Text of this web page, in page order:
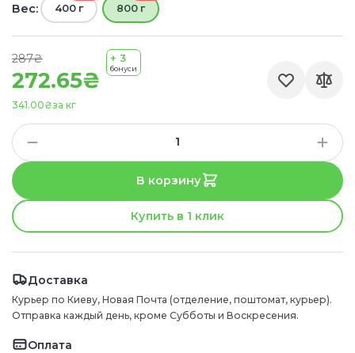
272.65₴
287₴
за кг
341.00₴
+ 3
бонуси
Вес: 400 г 800 г
В корзину
Купить в 1 клик
Доставка
Курьер по Киеву, Новая Почта (отделение, поштомат, курьер).
Отправка каждый день, кроме Субботы и Воскресения.
Оплата